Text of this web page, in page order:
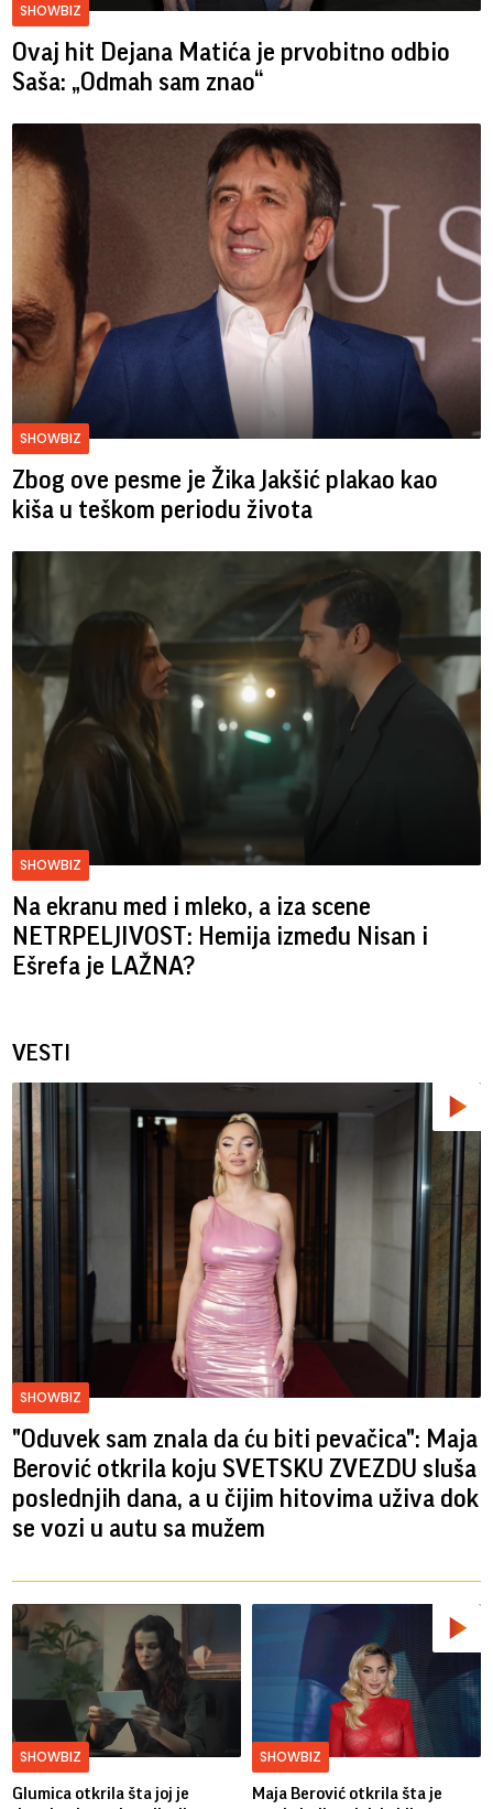
SHOWBIZ
Ovaj hit Dejana Matića je prvobitno odbio
Saša: „Odmah sam znao“
SHOWBIZ
Zbog ove pesme je Žika Jakšić plakao kao
kiša u teškom periodu života
SHOWBIZ
Na ekranu med i mleko, a iza scene
NETRPELJIVOST: Hemija između Nisan i
Ešrefa je LAŽNA?
VESTI
SHOWBIZ
"Oduvek sam znala da ću biti pevačica": Maja
Berović otkrila koju SVETSKU ZVEZDU sluša
poslednjih dana, a u čijim hitovima uživa dok
se vozi u autu sa mužem
SHOWBIZ
Glumica otkrila šta joj je
SHOWBIZ
Maja Berović otkrila šta je